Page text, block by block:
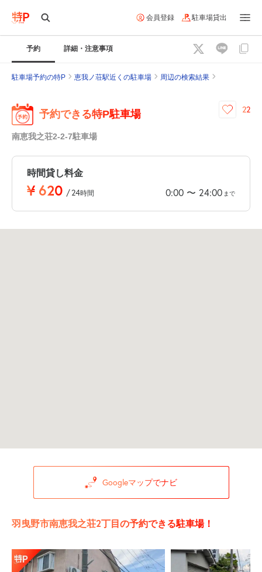
会員登録 駐車場貸出
予約 詳細・注意事項
駐車場予約の特P 恵我ノ荘駅近くの駐車場 周辺の検索結果
予約できる特P駐車場
南恵我之荘2-2-7駐車場
22
時間貸し料金
¥ 620 /24時間 0:00 〜 24:00 まで
Googleマップでナビ
羽曳野市南恵我之荘2丁目の予約できる駐車場！